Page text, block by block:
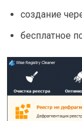
создание
бесплатное